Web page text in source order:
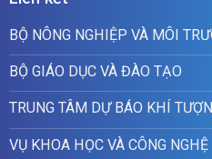
BỘ NÔNG NGHIỆP VÀ MÔI
BỘ GIÁO DỤC VÀ ĐÀO TẠO
TRUNG TÂM DỰ BÁO KHÍ
VỤ KHOA HỌC VÀ CÔNG NGHỆ